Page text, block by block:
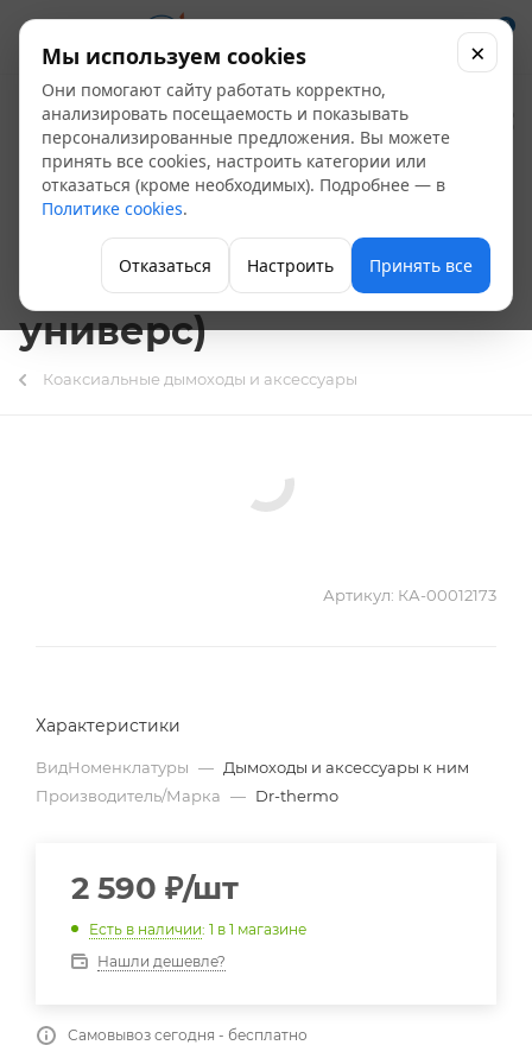
0
Комплект дымохода
для котлов D 60/100
К-0,75 Black (Baxi,
Oasis, Immergas,
Балтгаз и др., коакс,
универс)
Коаксиальные дымоходы и аксессуары
Артикул: КА-00012173
Характеристики
ВидНоменклатуры — Дымоходы и аксессуары к ним
Производитель/Марка — Dr-thermo
2 590 ₽/шт
Есть в наличии: 1 в 1 магазине
Нашли дешевле?
Самовывоз сегодня - бесплатно
Мы используем cookies
Они помогают сайту работать корректно,
анализировать посещаемость и показывать
персонализированные предложения. Вы можете
принять все cookies, настроить категории или
отказаться (кроме необходимых). Подробнее — в
Политике cookies.
Отказаться Настроить Принять все
×